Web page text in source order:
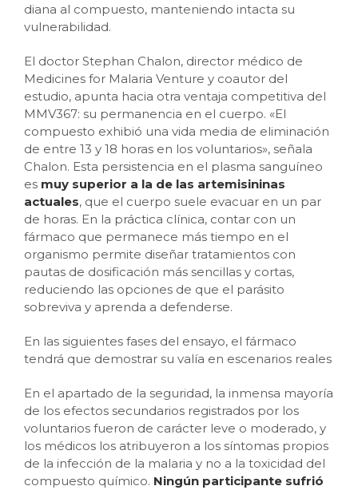
diana al compuesto, manteniendo intacta su
vulnerabilidad.
El doctor Stephan Chalon, director médico de
Medicines for Malaria Venture y coautor del
estudio, apunta hacia otra ventaja competitiva del
MMV367: su permanencia en el cuerpo. «El
compuesto exhibió una vida media de eliminación
de entre 13 y 18 horas en los voluntarios», señala
Chalon. Esta persistencia en el plasma sanguíneo
es muy superior a la de las artemisininas
actuales, que el cuerpo suele evacuar en un par
de horas. En la práctica clínica, contar con un
fármaco que permanece más tiempo en el
organismo permite diseñar tratamientos con
pautas de dosificación más sencillas y cortas,
reduciendo las opciones de que el parásito
sobreviva y aprenda a defenderse.
En las siguientes fases del ensayo, el fármaco
tendrá que demostrar su valía en escenarios reales
En el apartado de la seguridad, la inmensa mayoría
de los efectos secundarios registrados por los
voluntarios fueron de carácter leve o moderado, y
los médicos los atribuyeron a los síntomas propios
de la infección de la malaria y no a la toxicidad del
compuesto químico. Ningún participante sufrió